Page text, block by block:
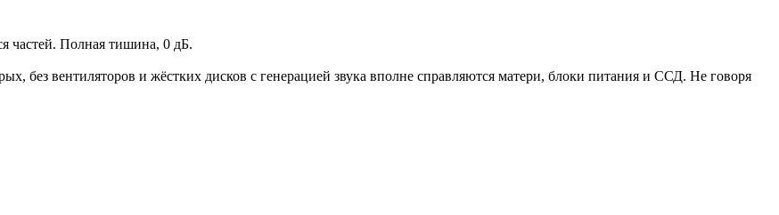
частей. Полная тишина, 0 дБ.
без вентиляторов и жёстких дисков с генерацией звука вполне справляются матери, блоки питания и ССД. Не говоря